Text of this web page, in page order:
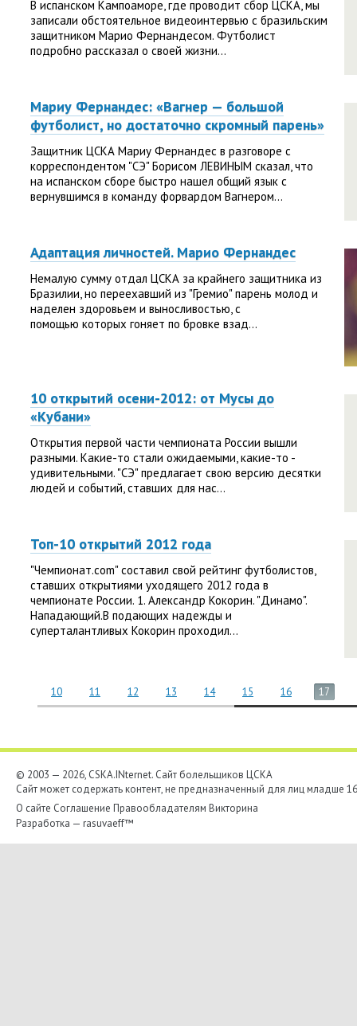
В испанском Кампоаморе, где проводит сбор ЦСКА, мы
записали обстоятельное видеоинтервью с бразильским
защитником Марио Фернандесом. Футболист
подробно рассказал о своей жизни...
Мариу Фернандес: «Вагнер — большой
футболист, но достаточно скромный парень»
Защитник ЦСКА Мариу Фернандес в разговоре с
корреспондентом "СЭ" Борисом ЛЕВИНЫМ сказал, что
на испанском сборе быстро нашел общий язык с
вернувшимся в команду форвардом Вагнером...
Адаптация личностей. Марио Фернандес
Немалую сумму отдал ЦСКА за крайнего защитника из
Бразилии, но переехавший из "Гремио" парень молод и
наделен здоровьем и выносливостью, с
помощью которых гоняет по бровке взад...
10 открытий осени-2012: от Мусы до
«Кубани»
Открытия первой части чемпионата России вышли
разными. Какие-то стали ожидаемыми, какие-то -
удивительными. "СЭ" предлагает свою версию десятки
людей и событий, ставших для нас...
Топ-10 открытий 2012 года
"Чемпионат.com" составил свой рейтинг футболистов,
ставших открытиями уходящего 2012 года в
чемпионате России. 1. Александр Кокорин. "Динамо".
Нападающий.В подающих надежды и
суперталантливых Кокорин проходил...
10 11 12 13 14 15 16 17
© 2003 — 2026, CSKA.INternet. Cайт болельщиков ЦСКА
Сайт может содержать контент, не предназначенный для лиц младше
О сайте Соглашение Правообладателям Викторина
Разработка — rasuvaeff™